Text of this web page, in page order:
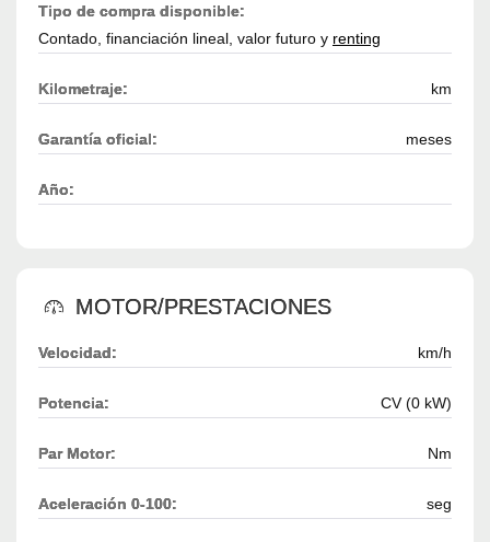
Tipo de compra disponible:
Contado, financiación lineal, valor futuro y renting
Kilometraje: km
Garantía oficial: meses
Año:
MOTOR/PRESTACIONES
Velocidad: km/h
Potencia: CV (0 kW)
Par Motor: Nm
Aceleración 0-100: seg